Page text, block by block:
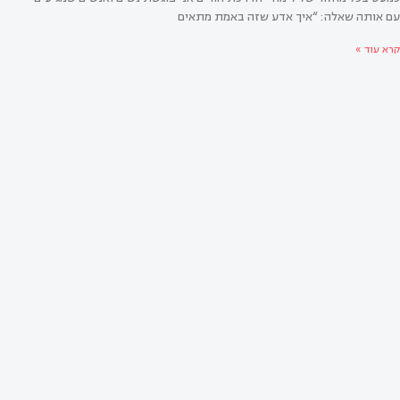
עם אותה שאלה: “איך אדע שזה באמת מתאים
קרא עוד »